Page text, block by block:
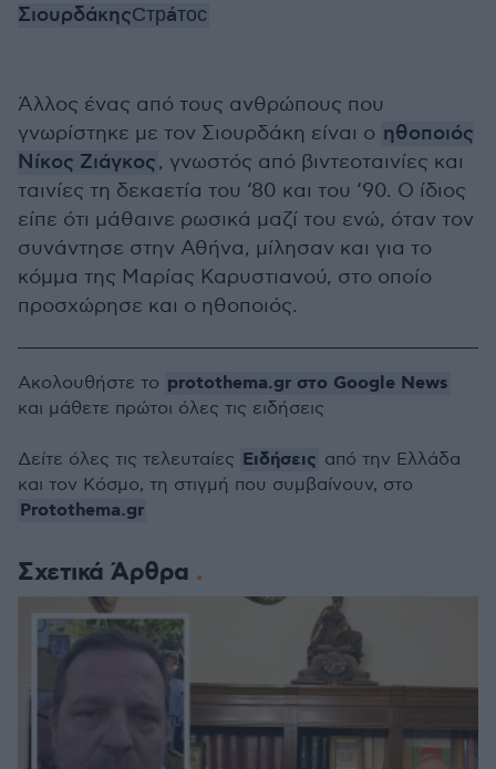
ΣιουρδάκηςСтрáтос
Άλλος ένας από τους ανθρώπους που
γνωρίστηκε με τον Σιουρδάκη είναι ο ηθοποιός
Νίκος Ζιάγκος, γνωστός από βιντεοταινίες και
ταινίες τη δεκαετία του ‘80 και του ‘90. Ο ίδιος
είπε ότι μάθαινε ρωσικά μαζί του ενώ, όταν τον
συνάντησε στην Αθήνα, μίλησαν και για το
κόμμα της Μαρίας Καρυστιανού, στο οποίο
προσχώρησε και ο ηθοποιός.
Σχετικά Άρθρα
Ακολουθήστε το protothema.gr στο Google News
και μάθετε πρώτοι όλες τις ειδήσεις
Δείτε όλες τις τελευταίες Ειδήσεις από την Ελλάδα
και τον Κόσμο, τη στιγμή που συμβαίνουν, στο
Protothema.gr